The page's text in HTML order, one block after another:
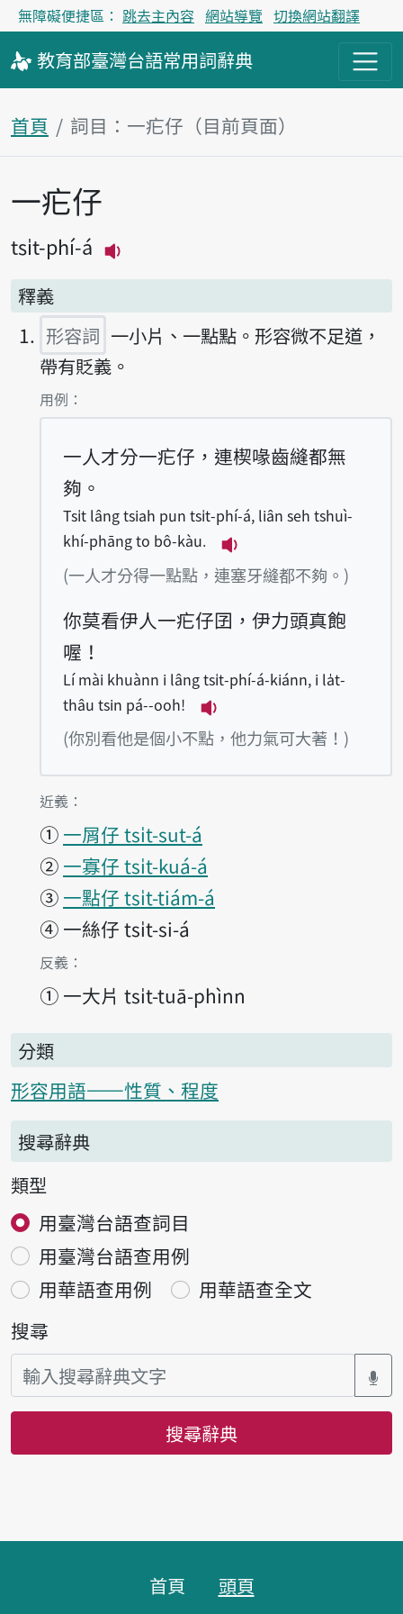
無障礙便捷區： 跳去主內容 網站導覽 切換網站翻譯
教育部臺灣台語常用詞辭典
首頁 詞目：一疕仔（目前頁面）
主內容區塊
一疕仔
tsi̍t-phí-á
釋義
形容詞 一小片、一點點。形容微不足道，
帶有貶義。
第1項釋義的
用例：
一人才分一疕仔，連楔喙齒縫都無
夠。
Tsi̍t lâng tsiah pun tsi̍t-phí-á, liân seh tshuì-
khí-phāng to bô-kàu.
播放例句Tsi̍t lâng
(一人才分得一點點，連塞牙縫都不夠。)
你莫看伊人一疕仔囝，伊力頭真飽
喔！
Lí mài khuànn i lâng tsi̍t-phí-á-kiánn, i la̍t-
thâu tsin pá--ooh!
播放例句Lí mài
(你別看他是個小不點，他力氣可大著！)
第1項釋義的
近義：
① 一屑仔 tsi̍t-sut-á
② 一寡仔 tsi̍t-kuá-á
③ 一點仔 tsi̍t-tiám-á
④ 一絲仔 tsi̍t-si-á
第1項釋義的
反義：
① 一大片 tsi̍t-tuā-phìnn
分類
形容用語——性質、程度
搜尋辭典
類型
用臺灣台語查詞目
用臺灣台語查用例
用華語查用例
用華語查全文
搜尋
搜尋辭典
首頁 頭頁